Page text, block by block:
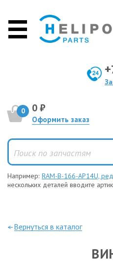
0 0 ₽
Оформить заказ
Например: RAM-B-166-AP14U,
нескольких деталей вводите
—Вернуться в каталог